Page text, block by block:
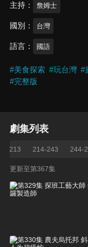
主持 詹姆士
國別 台灣
語言 國語
#美食探索 #玩台灣 #
#完整版
劇集列表
213 214-243 244-
更新至第367集